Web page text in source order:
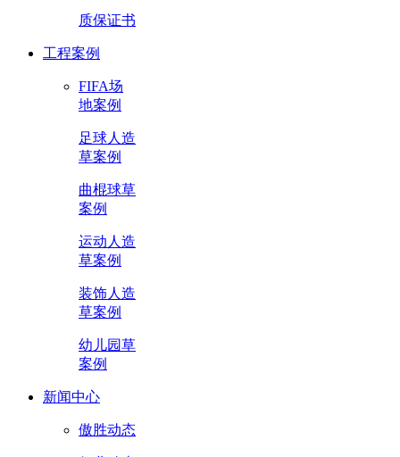
质保证书
工程案例
FIFA场
地案例
足球人造
草案例
曲棍球草
案例
运动人造
草案例
装饰人造
草案例
幼儿园草
案例
新闻中心
傲胜动态